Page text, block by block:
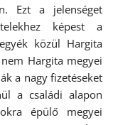
Ezt a jelenséget
képest a
közül Hargita
Hargita megyei
a nagy fizetéseket
a családi alapon
épülő megyei